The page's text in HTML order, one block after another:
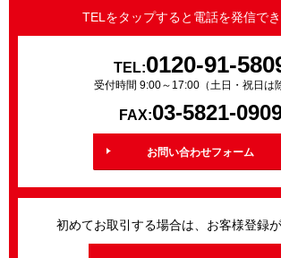
TELをタップすると電話を発信でき
TEL:0120-91-
受付時間 9:00～17:00（土日・祝日は
FAX:03-5821-
お問い合わせフォーム
初めてお取引する場合は、お客様登録が